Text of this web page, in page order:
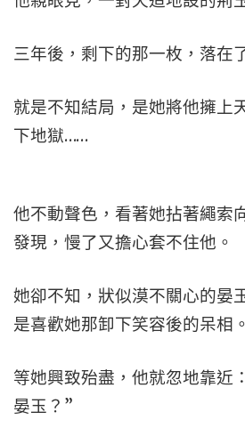
三年後，剩下的那一枚，落在
就是不知結局，是她將他擁上
下地獄……
他不動聲色，看著她拈著繩索
發現，慢了又擔心套不住他。
她卻不知，狀似漠不關心的晏
是喜歡她那卸下笑容後的呆相。
等她興致殆盡，他就忽地靠近
晏玉？”